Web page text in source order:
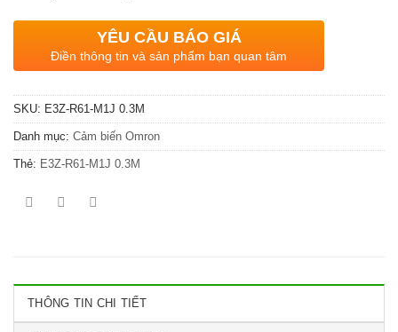
YÊU CẦU BÁO GIÁ
Điền thông tin và sản phẩm bạn quan tâm
SKU: E3Z-R61-M1J 0.3M
Danh mục: Cảm biến Omron
Thẻ: E3Z-R61-M1J 0.3M
THÔNG TIN CHI TIẾT